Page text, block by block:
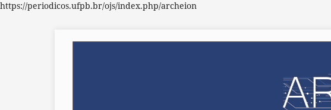
https://periodicos.ufpb.br/ojs/index.php/archeion